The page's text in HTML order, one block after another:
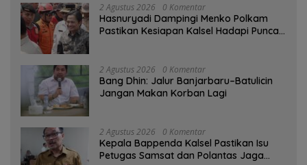
2 Agustus 2026 0 Komentar
Hasnuryadi Dampingi Menko Polkam
Pastikan Kesiapan Kalsel Hadapi Puncak
2 Agustus 2026 0 Komentar
Bang Dhin: Jalur Banjarbaru–Batulicin
Jangan Makan Korban Lagi
2 Agustus 2026 0 Komentar
Kepala Bappenda Kalsel Pastikan Isu
Petugas Samsat dan Polantas Jaga